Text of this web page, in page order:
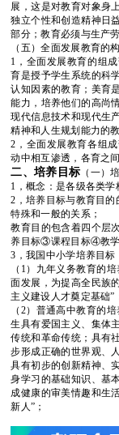
展，这是对教育对象身
独立个性和创造精神日
部分；教育必须与生产
（五）全面发展教育的
1 ，全面发展教育的组
育是授予学生系统的科
认知因素的教育；美育
能力，培养他们的高尚
现代信息技术和现代生
精神和人生规划能力的教
2 ，全面发展教育各组
动中相互渗透，各育之
二、培养目标 （一）
1 ，概念：是各级各类
2 ，培养目标与教育目的
特殊和一般的关系；
教育目的包含着四个层
养目标③课程目标④教学
3 ，我国中小学培养目标
（ 1）九年义务教育的培
面发展，为提高全民族
主义建设人才奠定基础”
（ 2）普通高中教育的培
生具有爱国主义、集体
传统和革命传统；具有
步形成正确的世界观、
具有初步的创新精神、
身学习的基础知识、基
成健康的审美情趣和生
新人” ；